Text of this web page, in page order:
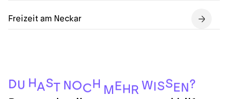
Freizeit am Neckar
DU H AST N OC H M EH R W SSE N ?